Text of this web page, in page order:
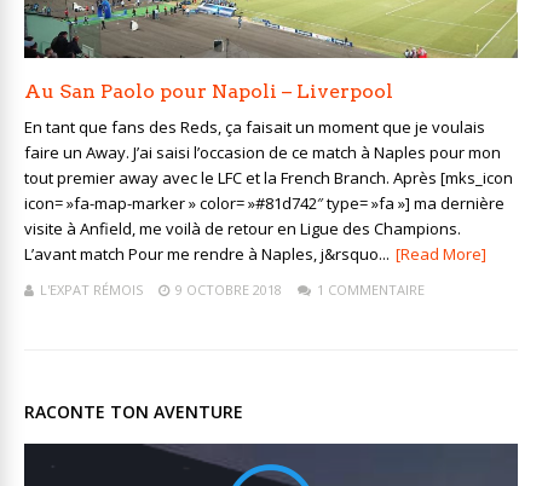
Au San Paolo pour Napoli – Liverpool
En tant que fans des Reds, ça faisait un moment que je voulais
faire un Away. J’ai saisi l’occasion de ce match à Naples pour mon
tout premier away avec le LFC et la French Branch. Après [mks_icon
icon= »fa-map-marker » color= »#81d742″ type= »fa »] ma dernière
visite à Anfield, me voilà de retour en Ligue des Champions.
L’avant match Pour me rendre à Naples, j&rsquo... [Read More]
L'EXPAT RÉMOIS 9 OCTOBRE 2018 1 COMMENTAIRE
RACONTE TON AVENTURE